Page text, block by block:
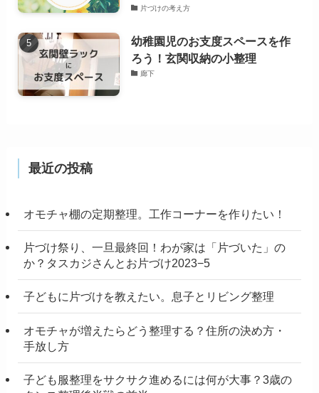
片づけの考え方
幼稚園児のお支度スペースを作
ろう！玄関収納の小整理
廊下
最近の投稿
オモチャ棚の定期整理。工作コーナーを作りたい！
片づけ祭り、一旦最終回！わが家は「片づいた」の
か？タスカジさんとお片づけ2023−5
子どもに片づけを教えたい。息子とリビング整理
オモチャが増えたらどう整理する？住所の決め方・
手放し方
子ども服整理をサクサク進めるには何が大事？3歳の